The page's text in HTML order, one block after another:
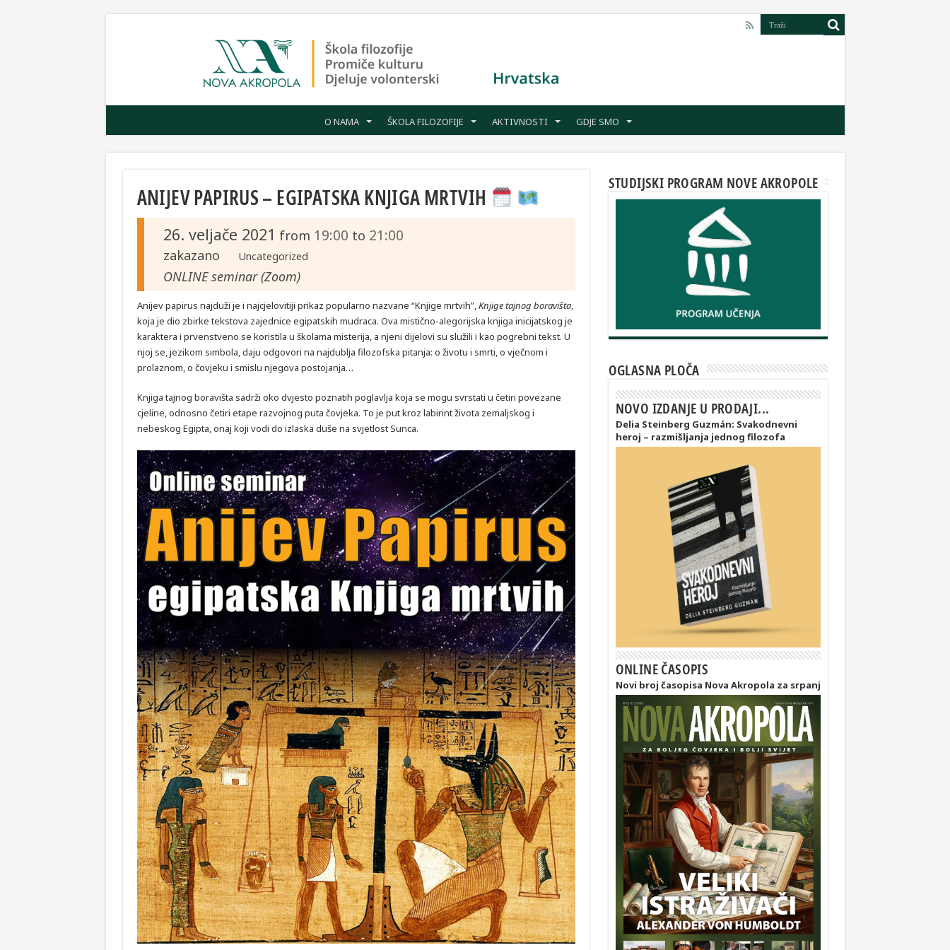
O NAMA ŠKOLA FILOZOFIJE AKTIVNOSTI GDJE SMO
ANIJEV PAPIRUS – EGIPATSKA KNJIGA MRTVIH
26. veljače 2021 from 19:00 to 21:00
zakazano Uncategorized
ONLINE seminar (Zoom)
Anijev papirus najduži je i najcjelovitiji prikaz popularno nazvane “Knjige mrtvih”,Knjige tajnog boravišta,
koja je dio zbirke tekstova zajednice egipatskih mudraca. Ova mistično-alegorijska knjiga inicijatskog je
karaktera i prvenstveno se koristila u školama misterija, a njeni dijelovi su služili i kao pogrebni tekst. U
njoj se, jezikom simbola, daju odgovori na najdublja filozofska pitanja: o životu i smrti, o vječnom i
prolaznom, o čovjeku i smislu njegova postojanja…
Knjiga tajnog boravišta sadrži oko dvjesto poznatih poglavlja koja se mogu svrstati u četiri povezane
cjeline, odnosno četiri etape razvojnog puta čovjeka. To je put kroz labirint života zemaljskog i
nebeskog Egipta, onaj koji vodi do izlaska duše na svjetlost Sunca.
STUDIJSKI PROGRAM NOVE AKROPOLE
OGLASNA PLOČA
NOVO IZDANJE U PRODAJI...
Delia Steinberg Guzmán: Svakodnevni
heroj – razmišljanja jednog filozofa
ONLINE ČASOPIS
Novi broj časopisa Nova Akropola za srpanj